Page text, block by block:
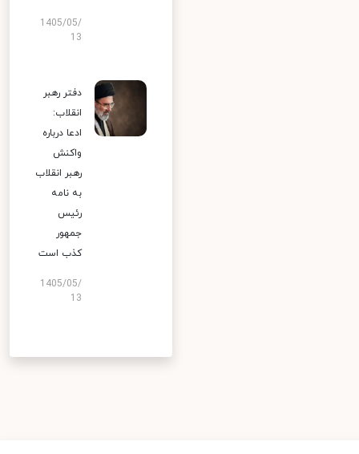
1405/05/
13
دفتر رهبر
انقلاب:
ادعا درباره
واکنش
رهبر انقلاب
به نامه
رئیس
جمهور
کذب است
1405/05/
13